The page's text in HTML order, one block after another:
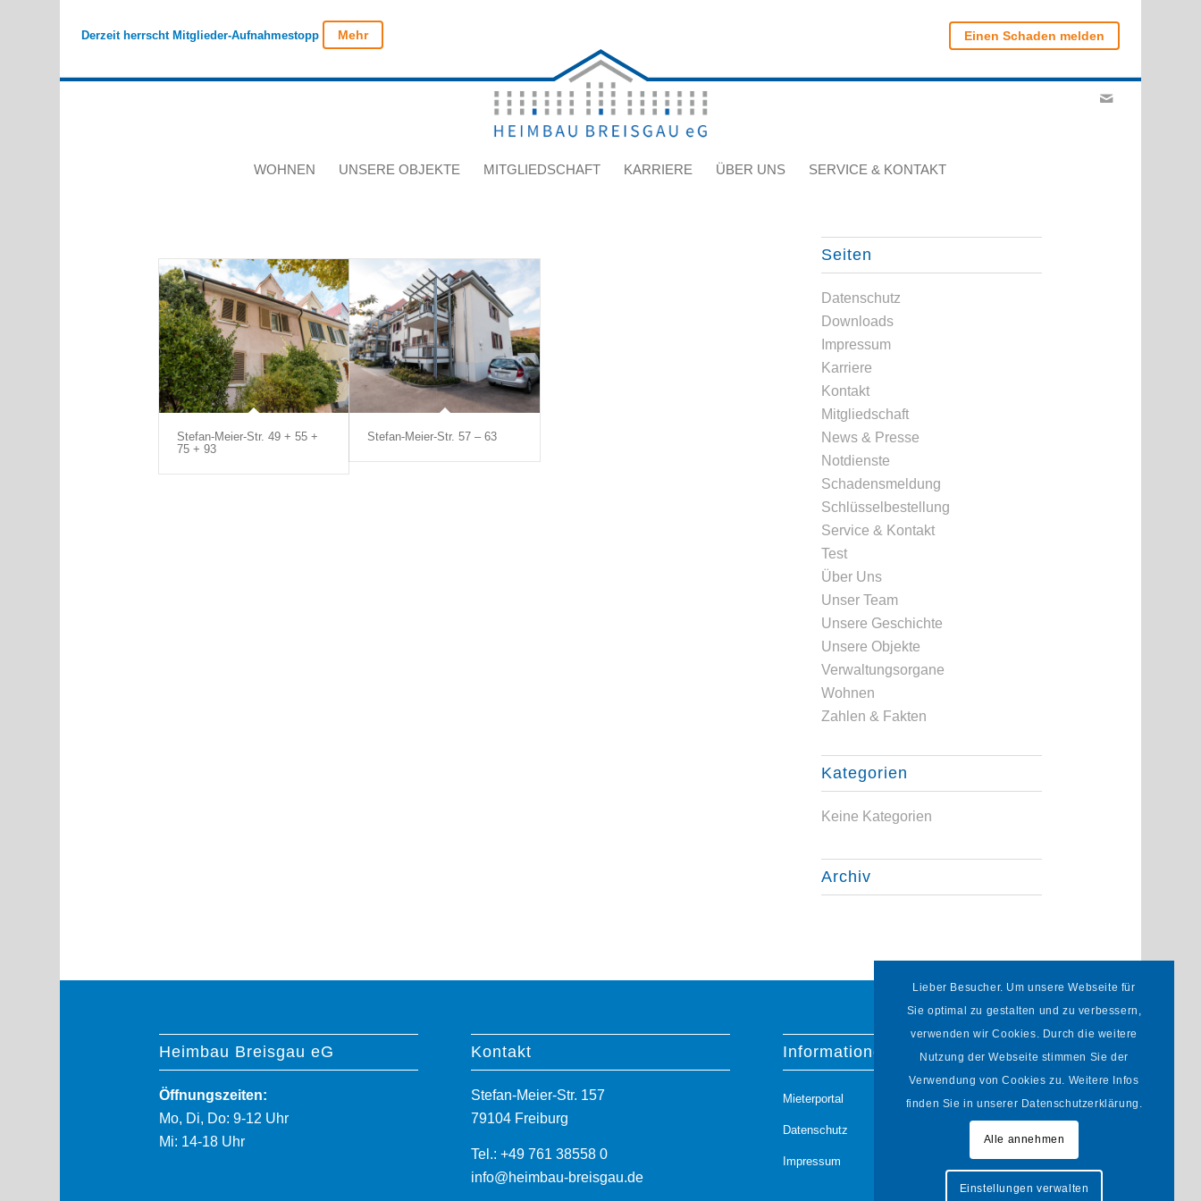
Einen Schaden melden
Derzeit herrscht Mitglieder-Aufnahmestopp Mehr
WOHNEN UNSERE OBJEKTE MITGLIEDSCHAFT KARRIERE ÜBER UNS SERVICE & KONTAKT
Stefan-Meier-Str. 49 + 55 +
75 + 93
Stefan-Meier-Str. 57 – 63
Seiten
Datenschutz
Downloads
Impressum
Karriere
Kontakt
Mitgliedschaft
News & Presse
Notdienste
Schadensmeldung
Schlüsselbestellung
Service & Kontakt
Test
Über Uns
Unser Team
Unsere Geschichte
Unsere Objekte
Verwaltungsorgane
Wohnen
Zahlen & Fakten
Kategorien
Keine Kategorien
Archiv
Heimbau Breisgau eG
Öffnungszeiten:
Mo, Di, Do: 9-12 Uhr
Mi: 14-18 Uhr
Kontakt
Stefan-Meier-Str. 157
79104 Freiburg
Tel.: +49 761 38558 0
info@heimbau-breisgau.de
Informationen
Mieterportal
Datenschutz
Impressum
Lieber Besucher. Um unsere Webseite für
Sie optimal zu gestalten und zu verbessern,
verwenden wir Cookies. Durch die weitere
Nutzung der Webseite stimmen Sie der
Verwendung von Cookies zu. Weitere Infos
finden Sie in unserer Datenschutzerklärung.
Alle annehmen
Einstellungen verwalten